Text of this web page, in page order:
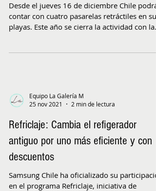
Desde el jueves 16 de diciembre Chile podrá
contar con cuatro pasarelas retráctiles en sus
playas. Este año se cierra la actividad con la...
Equipo La Galería M
25 nov 2021
2 min de lectura
Refriclaje: Cambia el refigerador
antiguo por uno más eficiente y con
descuentos
Samsung Chile ha oficializado su
en el programa Refriclaje, iniciativa de